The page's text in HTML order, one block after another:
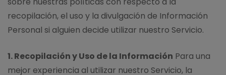
recopilación, el uso y la divulgación de Información
Personal si alguien decide utilizar nuestro Servicio.
1. Recopilación y Uso de la Información Para una
mejor experiencia al utilizar nuestro Servicio, la